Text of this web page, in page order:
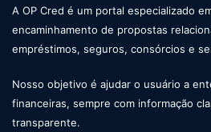
A OP Cred é um portal especializado
encaminhamento de propostas
empréstimos, seguros, consórcios e
Nosso objetivo é ajudar o usuário a
financeiras, sempre com informação
transparente.